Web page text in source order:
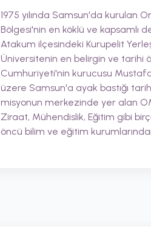
1975 yılında Samsun'da kurulan
Bölgesi'nin en köklü ve kapsamlı
Atakum ilçesindeki Kurupelit
Üniversitenin en belirgin ve tarihi
Cumhuriyeti'nin kurucusu
üzere Samsun'a ayak bastığı tarih
misyonun merkezinde yer alan
Ziraat, Mühendislik, Eğitim gibi
öncü bilim ve eğitim